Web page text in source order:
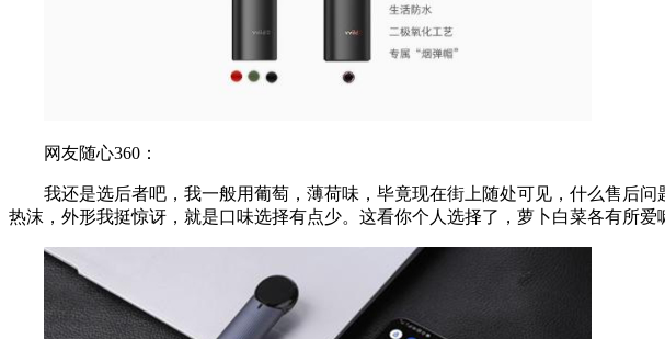
网友随心360：
我还是选后者吧，我一般用葡萄，薄荷味，毕竟现在街上随处可见，什么售后
热沫，外形我挺惊讶，就是口味选择有点少。这看你个人选择了，萝卜白菜各有所爱